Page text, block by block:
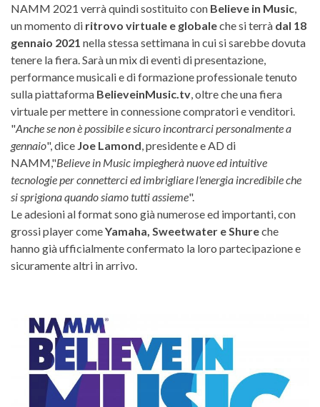
NAMM 2021 verrà quindi sostituito con Believe in Music
un momento di ritrovo virtuale e globaleche si terrà dal 18
gennaio 2021 nella stessa settimana in cui si sarebbe dovuta
tenere la fiera. Sarà un mix di eventi di presentazione,
performance musicali e di formazione professionale tenuto
sulla piattaforma BelieveinMusic.tv , oltre che una fiera
virtuale per mettere in connessione compratori e venditori.
"Anche se non è possibile e sicuro incontrarci personalmente a
gennaio", dice Joe Lamond , presidente e AD di
NAMM,"Believe in Music impiegherà nuove ed intuitive
tecnologie per connetterci ed imbrigliare l'energia incredibile che
si sprigiona quando siamo tutti assieme".
Le adesioni al format sono già numerose ed importanti, con
grossi player comeYamaha, Sweetwater e Shureche
hanno già ufficialmente confermato la loro partecipazione e
sicuramente altri in arrivo.